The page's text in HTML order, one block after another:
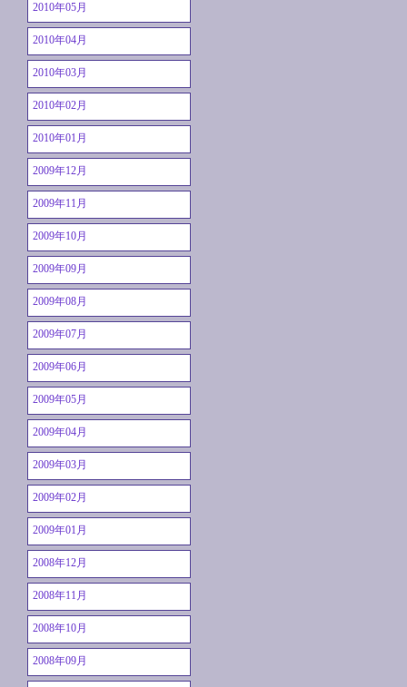
2010年05月
2010年04月
2010年03月
2010年02月
2010年01月
2009年12月
2009年11月
2009年10月
2009年09月
2009年08月
2009年07月
2009年06月
2009年05月
2009年04月
2009年03月
2009年02月
2009年01月
2008年12月
2008年11月
2008年10月
2008年09月